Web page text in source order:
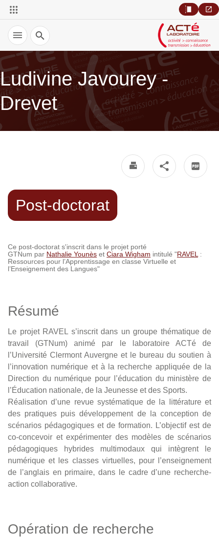
Recherche
Ludivine Javourey -
Drevet
Post-doctorat
Ce post-doctorat s'inscrit dans le projet porté
GTNum par Nathalie Younès et Ciara Wigham intitulé "RAVEL :
Ressources pour l’Apprentissage en classe Virtuelle et
l’Enseignement des Langues"
Résumé
Le projet RAVEL s’inscrit dans un groupe thématique de
travail (GTNum) animé par le laboratoire ACTé de
l’Université Clermont Auvergne et le bureau du soutien à
l’innovation numérique et à la recherche appliquée de la
Direction du numérique pour l’éducation du ministère de
l’Éducation nationale, de la Jeunesse et des Sports.
Réalisation d’une revue systématique de la littérature et
des pratiques puis développement de la conception de
scénarios pédagogiques et de formation. L’objectif est de
co-concevoir et expérimenter des modèles de scénarios
pédagogiques hybrides multimodaux qui intègrent le
numérique et les classes virtuelles, pour l’enseignement
de l’anglais en primaire, dans le cadre d’une recherche-
action collaborative.
Opération de recherche